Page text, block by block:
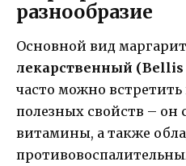
разнообразие
Основной вид
лекарственный
часто можно встретить
полезных свойств – он
витамины, а также